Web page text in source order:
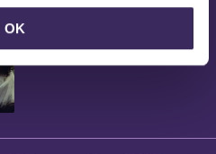
OKWillem’s Blog: Ão